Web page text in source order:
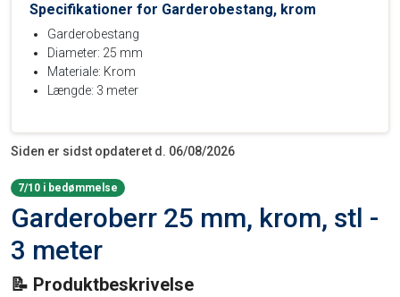
Specifikationer for Garderobestang, krom
Garderobestang
Diameter: 25 mm
Materiale: Krom
Længde: 3 meter
Siden er sidst opdateret d. 06/08/2026
7/10 i bedømmelse
Garderoberr 25 mm, krom, stl -
3 meter
📝 Produktbeskrivelse